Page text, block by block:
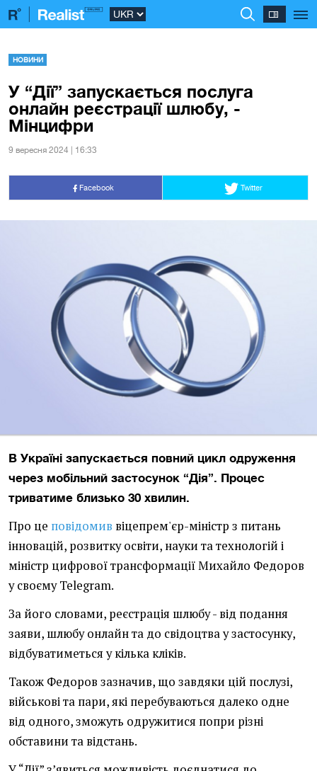
НОВИНИ
У “Дії” запускається послуга
онлайн реєстрації шлюбу, -
Мінцифри
9 вересня 2024 | 16:33
Facebook Twitter
В Україні запускається повний цикл одруження
через мобільний застосунок “Дія”. Процес
триватиме близько 30 хвилин.
Про це повідомив віцепрем'єр-міністр з питань
інновацій, розвитку освіти, науки та технологій і
міністр цифрової трансформації Михайло Федоров
у своєму Telegram.
За його словами, реєстрація шлюбу - від подання
заяви, шлюбу онлайн та до свідоцтва у застосунку,
відбуватиметься у кілька кліків.
Також Федоров зазначив, що завдяки цій послузі,
військові та пари, які перебуваються далеко одне
від одного, зможуть одружитися попри різні
обставини та відстань.